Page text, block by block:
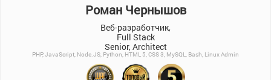
Роман Чернышов
Веб-разработчик,
Full Stack
Senior, Architect
PHP, JavaScript, Node.JS, Python, HTML 5, CSS 3, MySQL, Bash, Linux Admin